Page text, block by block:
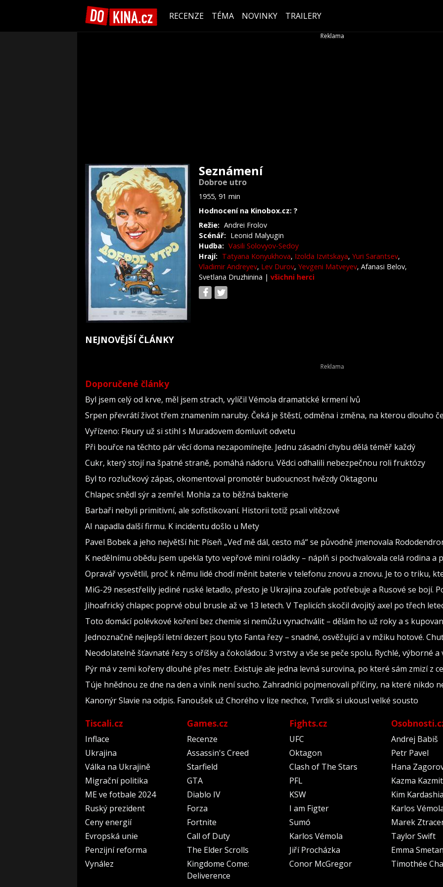
RECENZE TÉMA NOVINKY TRAILERY
Seznámení
Dobroe utro
1955, 91 min
Hodnocení na Kinobox.cz: ?
Režie: Andrei Frolov
Scénář: Leonid Malyugin
Hudba: Vasili Solovyov-Sedoy
Hrají: Tatyana Konyukhova, Izolda Izvitskaya, Yuri Sarantsev,
Vladimir Andreyev, Lev Durov, Yevgeni Matveyev, Afanasi Belov,
Svetlana Druzhinina | všichni herci
NEJNOVĚJŠÍ ČLÁNKY
Doporučené články
Byl jsem celý od krve, měl jsem strach, vylíčil Vémola dramatické krmení lvů
Srpen převrátí život třem znamením naruby. Čeká je štěstí, odměna i změna, na kterou dlouho
Vyřízeno: Fleury už si stihl s Muradovem domluvit odvetu
Při bouřce na těchto pár věcí doma nezapomínejte. Jednu zásadní chybu dělá téměř každý
Cukr, který stojí na špatné straně, pomáhá nádoru. Vědci odhalili nebezpečnou roli fruktózy
Byl to rozlučkový zápas, okomentoval promotér budoucnost hvězdy Oktagonu
Chlapec snědl sýr a zemřel. Mohla za to běžná bakterie
Barbaři nebyli primitivní, ale sofistikovaní. Historii totiž psali vítězové
AI napadla další firmu. K incidentu došlo u Mety
Pavel Bobek a jeho největší hit: Píseň „Veď mě dál, cesto má“ se původně jmenovala
K nedělnímu obědu jsem upekla tyto vepřové mini roládky – náplň si pochvalovala celá rodina a
Opravář vysvětlil, proč k němu lidé chodí měnit baterie v telefonu znovu a znovu. Je to o triku,
MiG-29 nesestřelily jediné ruské letadlo, přesto je Ukrajina zoufale potřebuje a Rusové se bojí.
Jihoafrický chlapec poprvé obul brusle až ve 13 letech. V Teplicích skočil dvojitý axel po třech
Toto domácí polévkové koření bez chemie si nemůžu vynachválit – dělám ho už roky a s
Jednoznačně nejlepší letní dezert jsou tyto Fanta řezy – snadné, osvěžující a v mžiku hotové.
Neodolatelně šťavnaté řezy s oříšky a čokoládou: 3 vrstvy a vše se peče spolu. Rychlé, výborné a
Pýr má v zemi kořeny dlouhé přes metr. Existuje ale jedna levná surovina, po které sám zmizí z
Túje hnědnou ze dne na den a viník není sucho. Zahradníci pojmenovali příčiny, na které nikdo
Kanonýr Slavie na odpis. Fanoušek už Chorého v lize nechce, Tvrdík si ukousl velké sousto
Tiscali.cz
Inflace
Ukrajina
Válka na Ukrajině
Migrační politika
ME ve fotbale 2024
Ruský prezident
Ceny energií
Evropská unie
Penzijní reforma
Vynález
Games.cz
Recenze
Assassin's Creed
Starfield
GTA
Diablo IV
Forza
Fortnite
Call of Duty
The Elder Scrolls
Kingdome Come:
Deliverence
Fights.cz
UFC
Oktagon
Clash of The Stars
PFL
KSW
I am Figter
Sumó
Karlos Vémola
Jiří Procházka
Conor McGregor
Andrej Babiš
Petr Pavel
Hana
Kazma
Kim
Karlos
Marek
Taylor Swift
Emma
Timothée